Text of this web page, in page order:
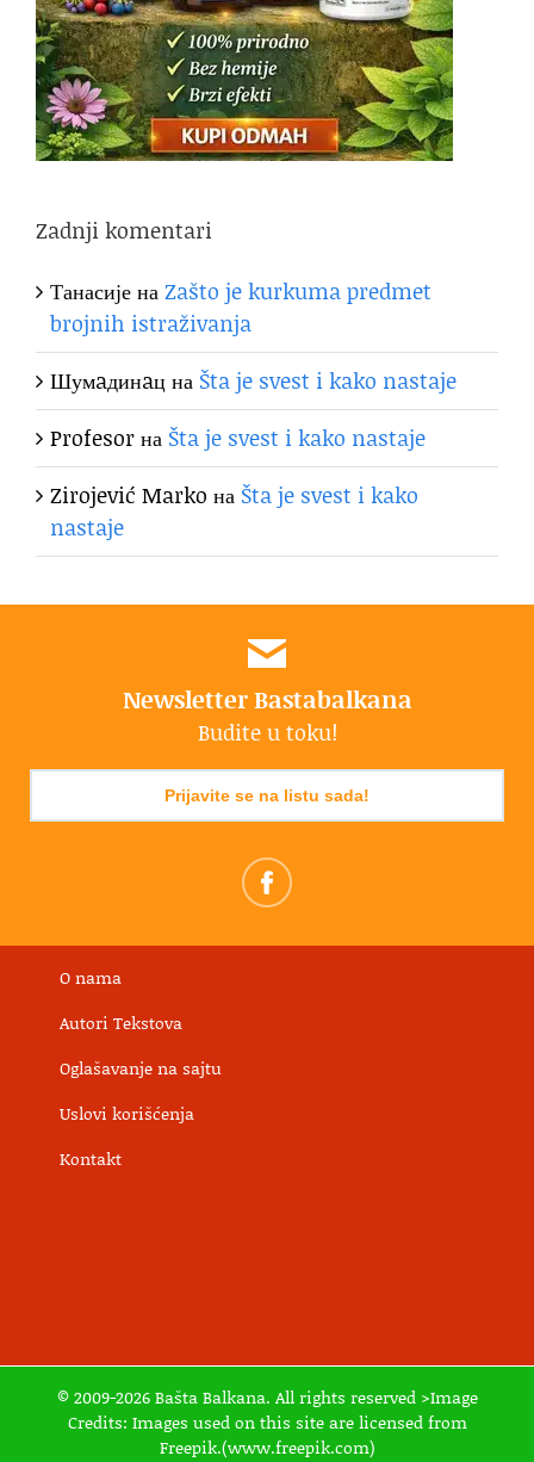
Zadnji komentari
ТанасијенаZašto je kurkuma predmet
brojnih istraživanja
Шумaдинaцна Šta je svest i kako nastaje
Profesorна Šta je svest i kako nastaje
Zirojević Marko на Šta je svest i kako
nastaje
Newsletter Bastabalkana
Budite u toku!
Prijavite se na listu sada!
O nama
Autori Tekstova
Oglašavanje na sajtu
Uslovi korišćenja
Kontakt
© 2009-2026 Bašta Balkana. All rights reserved >Image
Credits: Images used on this site are licensed from
Freepik.(www.freepik.com)